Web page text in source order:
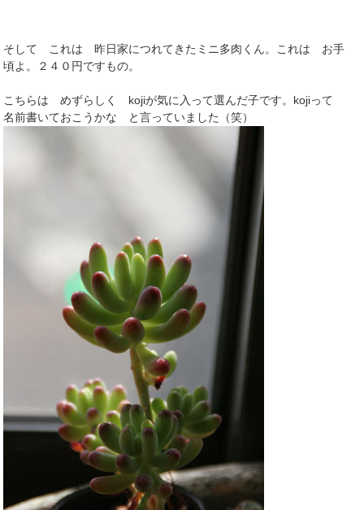
そして これは 昨日家につれてきたミニ多肉くん。これは お手
頃よ。２４０円ですもの。
こちらは めずらしく kojiが気に入って選んだ子です。kojiって
名前書いておこうかな と言っていました（笑）